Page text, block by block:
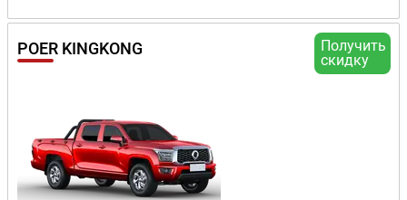
Получить
скидку
POER KINGKONG